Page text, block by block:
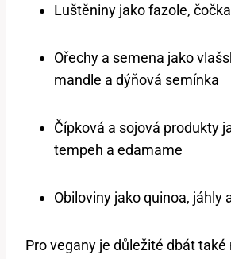
Luštěniny jako fazole,
Ořechy a semena jako
mandle a dýňová semínka
Čípková a sojová produkty
tempeh a edamame
Obiloviny jako quinoa, jáhly
Pro vegany je důležité dbát